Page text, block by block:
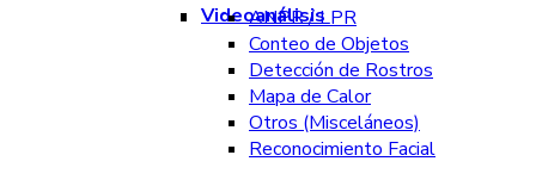
Videoanálisis
ANPR / LPR
Conteo de Objetos
Detección de Rostros
Mapa de Calor
Otros (Misceláneos)
Reconocimiento Facial